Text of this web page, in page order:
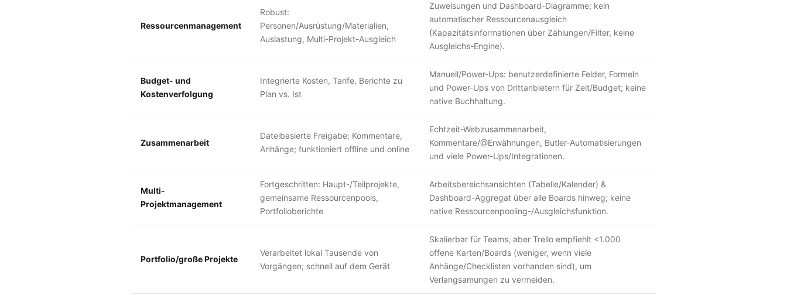
Ressourcenmanagement
Robust:
Personen/Ausrüstung/Materialien,
Auslastung, Multi-Projekt-Ausgleich
Zuweisungen und Dashboard-Diagramme; kein
automatischer Ressourcenausgleich
(Kapazitätsinformationen über Zählungen/Filter, keine
Ausgleichs-Engine).
Budget- und
Kostenverfolgung
Integrierte Kosten, Tarife, Berichte zu
Plan vs. Ist
Manuell/Power-Ups: benutzerdefinierte Felder, Formeln
und Power-Ups von Drittanbietern für Zeit/Budget; keine
native Buchhaltung.
Zusammenarbeit
Dateibasierte Freigabe; Kommentare,
Anhänge; funktioniert offline und online
Echtzeit-Webzusammenarbeit,
Kommentare/@Erwähnungen, Butler-Automatisierungen
und viele Power-Ups/Integrationen.
Multi-
Projektmanagement
Fortgeschritten: Haupt-/Teilprojekte,
gemeinsame Ressourcenpools,
Portfolioberichte
Arbeitsbereichsansichten (Tabelle/Kalender) &
Dashboard-Aggregat über alle Boards hinweg; keine
native Ressourcenpooling-/Ausgleichsfunktion.
Portfolio/große Projekte
Verarbeitet lokal Tausende von
Vorgängen; schnell auf dem Gerät
Skalierbar für Teams, aber Trello empfiehlt <1.000
offene Karten/Boards (weniger, wenn viele
Anhänge/Checklisten vorhanden sind), um
Verlangsamungen zu vermeiden.